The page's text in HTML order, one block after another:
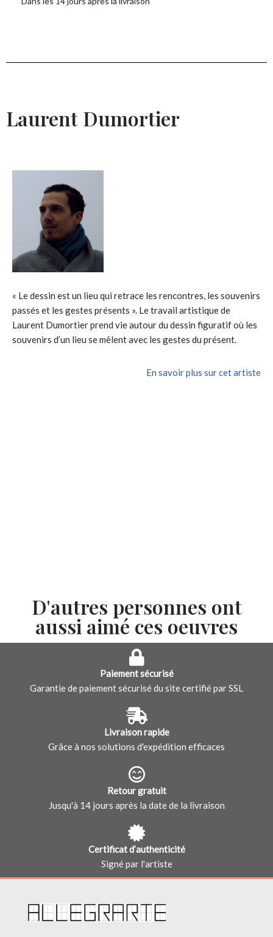
Laurent Dumortier
« Le dessin est un lieu qui retrace les rencontres, les souvenirs
passés et les gestes présents ». Le travail artistique de
Laurent Dumortier prend vie autour du dessin figuratif où les
souvenirs d’un lieu se mêlent avec les gestes du présent.
En savoir plus sur cet artiste
D'autres personnes ont
aussi aimé ces oeuvres
Paiement sécurisé
Garantie de paiement sécurisé du site certifié par SSL
Livraison rapide
Grâce à nos solutions d'expédition efficaces
Retour gratuit
Jusqu'à 14 jours après la date de la livraison
Certificat d’authenticité
Signé par l'artiste